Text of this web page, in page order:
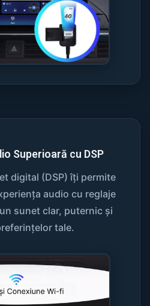
Superioară cu DSP
digital (DSP) îți permite
audio cu reglaje
sunet clar, puternic și
tale.